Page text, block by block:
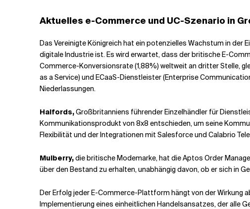
Aktuelles e-Commerce und UC-Szenario in
Das Vereinigte Königreich hat ein potenzielles Wachstum in
digitale Industrie ist. Es wird erwartet, dass der britische E-
Commerce-Konversionsrate (1,88%) weltweit an dritter Stelle,
as a Service) und ECaaS-Dienstleister (Enterprise
Niederlassungen.
Halfords,Großbritanniens führender Einzelhändler für
Kommunikationsprodukt von 8x8 entschieden, um seine
Flexibilität und der Integrationen mit Salesforce und Calabrio
Mulberry,die britische Modemarke, hat die Aptos Order
über den Bestand zu erhalten, unabhängig davon, ob er sich in
Der Erfolg jeder E-Commerce-Plattform hängt von der Wirkung
Implementierung eines einheitlichen Handelsansatzes, der alle